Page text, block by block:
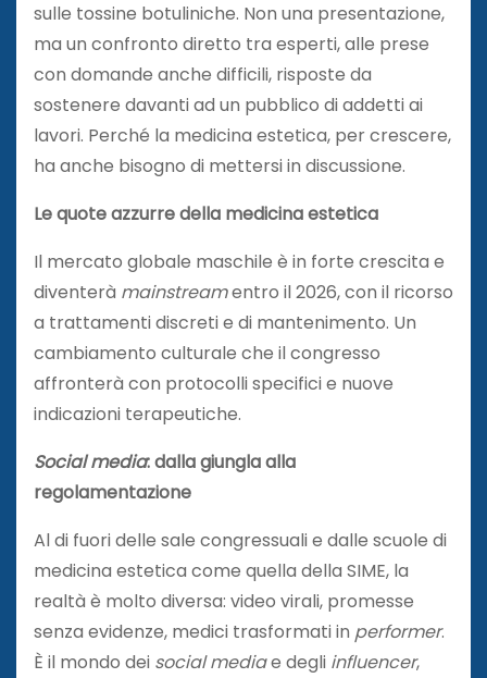
sulle tossine botuliniche. Non una presentazione,
ma un confronto diretto tra esperti, alle prese
con domande anche difficili, risposte da
sostenere davanti ad un pubblico di addetti ai
lavori. Perché la medicina estetica, per crescere,
ha anche bisogno di mettersi in discussione.
Le quote azzurre della medicina estetica
Il mercato globale maschile è in forte crescita e
diventerà mainstreamentro il 2026, con il ricorso
a trattamenti discreti e di mantenimento. Un
cambiamento culturale che il congresso
affronterà con protocolli specifici e nuove
indicazioni terapeutiche.
Social media: dalla giungla alla
regolamentazione
Al di fuori delle sale congressuali e dalle scuole di
medicina estetica come quella della SIME, la
realtà è molto diversa: video virali, promesse
senza evidenze, medici trasformati in performer.
È il mondo dei social mediae degli influencer,